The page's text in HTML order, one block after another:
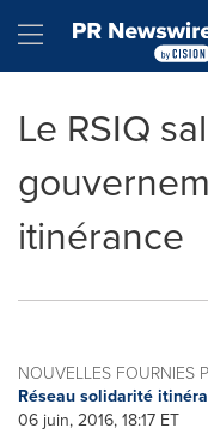
Hamburger
Le RSIQ
itinérance
NOUVELLES FOURNIES
Réseau solidarité
06 juin, 2016, 18:17 ET